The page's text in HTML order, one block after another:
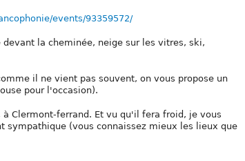
events/93359572/
la cheminée, neige sur les vitres, ski,
il ne vient pas souvent, on vous propose un
pour l'occasion).
à Clermont-ferrand. Et vu qu'il fera froid, je vous
sympathique (vous connaissez mieux les lieux que